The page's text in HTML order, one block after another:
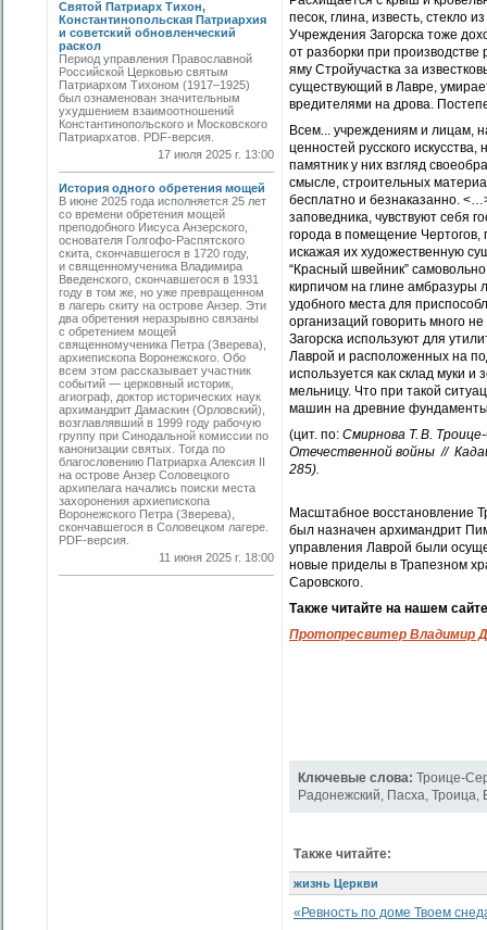
Святой Патриарх Тихон,
Константинопольская Патриархия
и советский обновленческий
раскол
Период управления Православной
Российской Церковью святым
Патриархом Тихоном (1917–1925)
был ознаменован значительным
ухудшением взаимоотношений
Константинопольского и Московского
Патриархатов. PDF-версия.
17 июля 2025 г. 13:00
История одного обретения мощей
В июне 2025 года исполняется 25 лет
со времени обретения мощей
преподобного Иисуса Анзерского,
основателя Голгофо-Распятского
скита, скончавшегося в 1720 году,
и священномученика Владимира
Введенского, скончавшегося в 1931
году в том же, но уже превращенном
в лагерь скиту на острове Анзер. Эти
два обретения неразрывно связаны
с обретением мощей
священномученика Петра (Зверева),
архиепископа Воронежского. Обо
всем этом рассказывает участник
событий — церковный историк,
агиограф, доктор исторических наук
архимандрит Дамаскин (Орловский),
возглавлявший в 1999 году рабочую
группу при Синодальной комиссии по
канонизации святых. Тогда по
благословению Патриарха Алексия II
на острове Анзер Соловецкого
архипелага начались поиски места
захоронения архиепископа
Воронежского Петра (Зверева),
скончавшегося в Соловецком лагере.
PDF-версия.
11 июня 2025 г. 18:00
песок, глина, известь, стекло
Учреждения Загорска тоже
от разборки при
яму Стройучастка за
существующий в Лавре,
вредителями на дрова.
Всем... учреждениям и лицам,
ценностей русского
памятник у них взгляд
смысле, строительных
бесплатно и безнаказанно.
заповедника, чувствуют себя
города в помещение Чертогов,
искажая их художественную
“Красный швейник”
кирпичом на глине амбразуры
удобного места для
организаций говорить много
Загорска используют для
Лаврой и расположенных на
используется как склад муки
мельницу. Что при такой
машин на древние
(цит. по: Смирнова Т. В.
Отечественной войны //
285).
Масштабное восстановление
был назначен архимандрит
управления Лаврой были
новые приделы в Трапезном
Саровского.
Также читайте на нашем
Протопресвитер Владимир
Ключевые слова: Троице-
Радонежский, Пасха, Троица,
Также читайте:
жизнь Церкви
«Ревность по доме Твоем